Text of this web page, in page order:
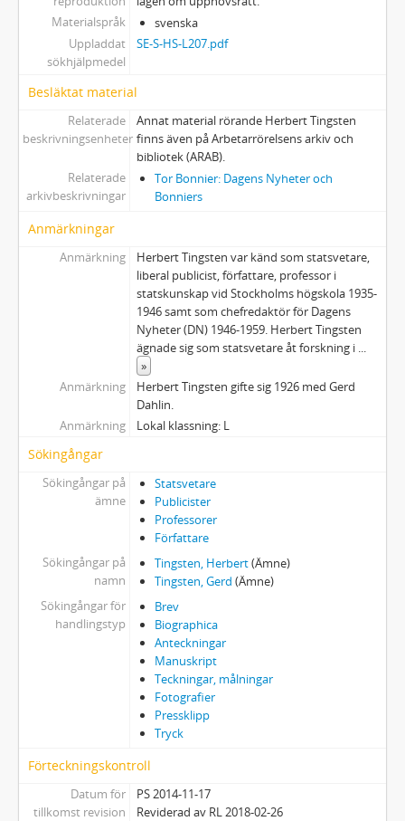
Materialspråk
svenska
Uppladdat
sökhjälpmedel
SE-S-HS-L207.pdf
Besläktat material
Relaterade
beskrivningsenheter
Annat material rörande Herbert Tingsten
finns även på Arbetarrörelsens arkiv och
bibliotek (ARAB).
Relaterade
arkivbeskrivningar
Tor Bonnier: Dagens Nyheter och
Bonniers
Anmärkningar
Anmärkning
Herbert Tingsten var känd som statsvetare,
liberal publicist, författare, professor i
statskunskap vid Stockholms högskola 1935-
1946 samt som chefredaktör för Dagens
Nyheter (DN) 1946-1959. Herbert Tingsten
ägnade sig som statsvetare åt forskning i ...
»
Anmärkning
Herbert Tingsten gifte sig 1926 med Gerd
Dahlin.
Anmärkning
Lokal klassning: L
Sökingångar
Sökingångar på
ämne
Statsvetare
Publicister
Professorer
Författare
Sökingångar på
namn
Tingsten, Herbert(Ämne)
Tingsten, Gerd (Ämne)
Sökingångar för
handlingstyp
Brev
Biographica
Anteckningar
Manuskript
Teckningar, målningar
Fotografier
Pressklipp
Tryck
Förteckningskontroll
Datum för
tillkomst revision
PS 2014-11-17
Reviderad av RL 2018-02-26